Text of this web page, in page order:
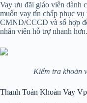
Vay ưu đãi giáo viên dành
muốn vay tín chấp phục
CMND/CCCD và số hợp
nhân viên hỗ trợ nhanh hơn.
Kiểm tra khoản
Thanh Toán Khoản Vay